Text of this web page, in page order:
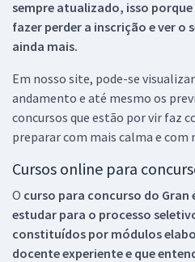
sempre atualizado, isso
fazer perder a inscrição e ver o
ainda mais.
Em nosso site, pode-se
andamento e até mesmo os
concursos que estão por vir faz
preparar com mais calma e com
Cursos online para
O curso para concurso do Gran
estudar para o processo
constituídos por módulos
docente experiente e que